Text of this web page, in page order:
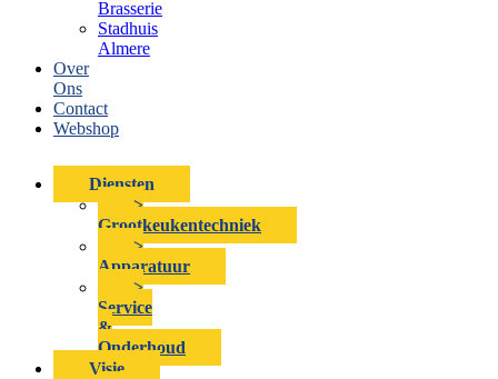
Brasserie
Stadhuis
Almere
Over
Ons
Contact
Webshop
Diensten
>
Grootkeukentechniek
>
Apparatuur
>
Service
&
Onderhoud
Visie